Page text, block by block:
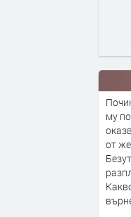
му
от